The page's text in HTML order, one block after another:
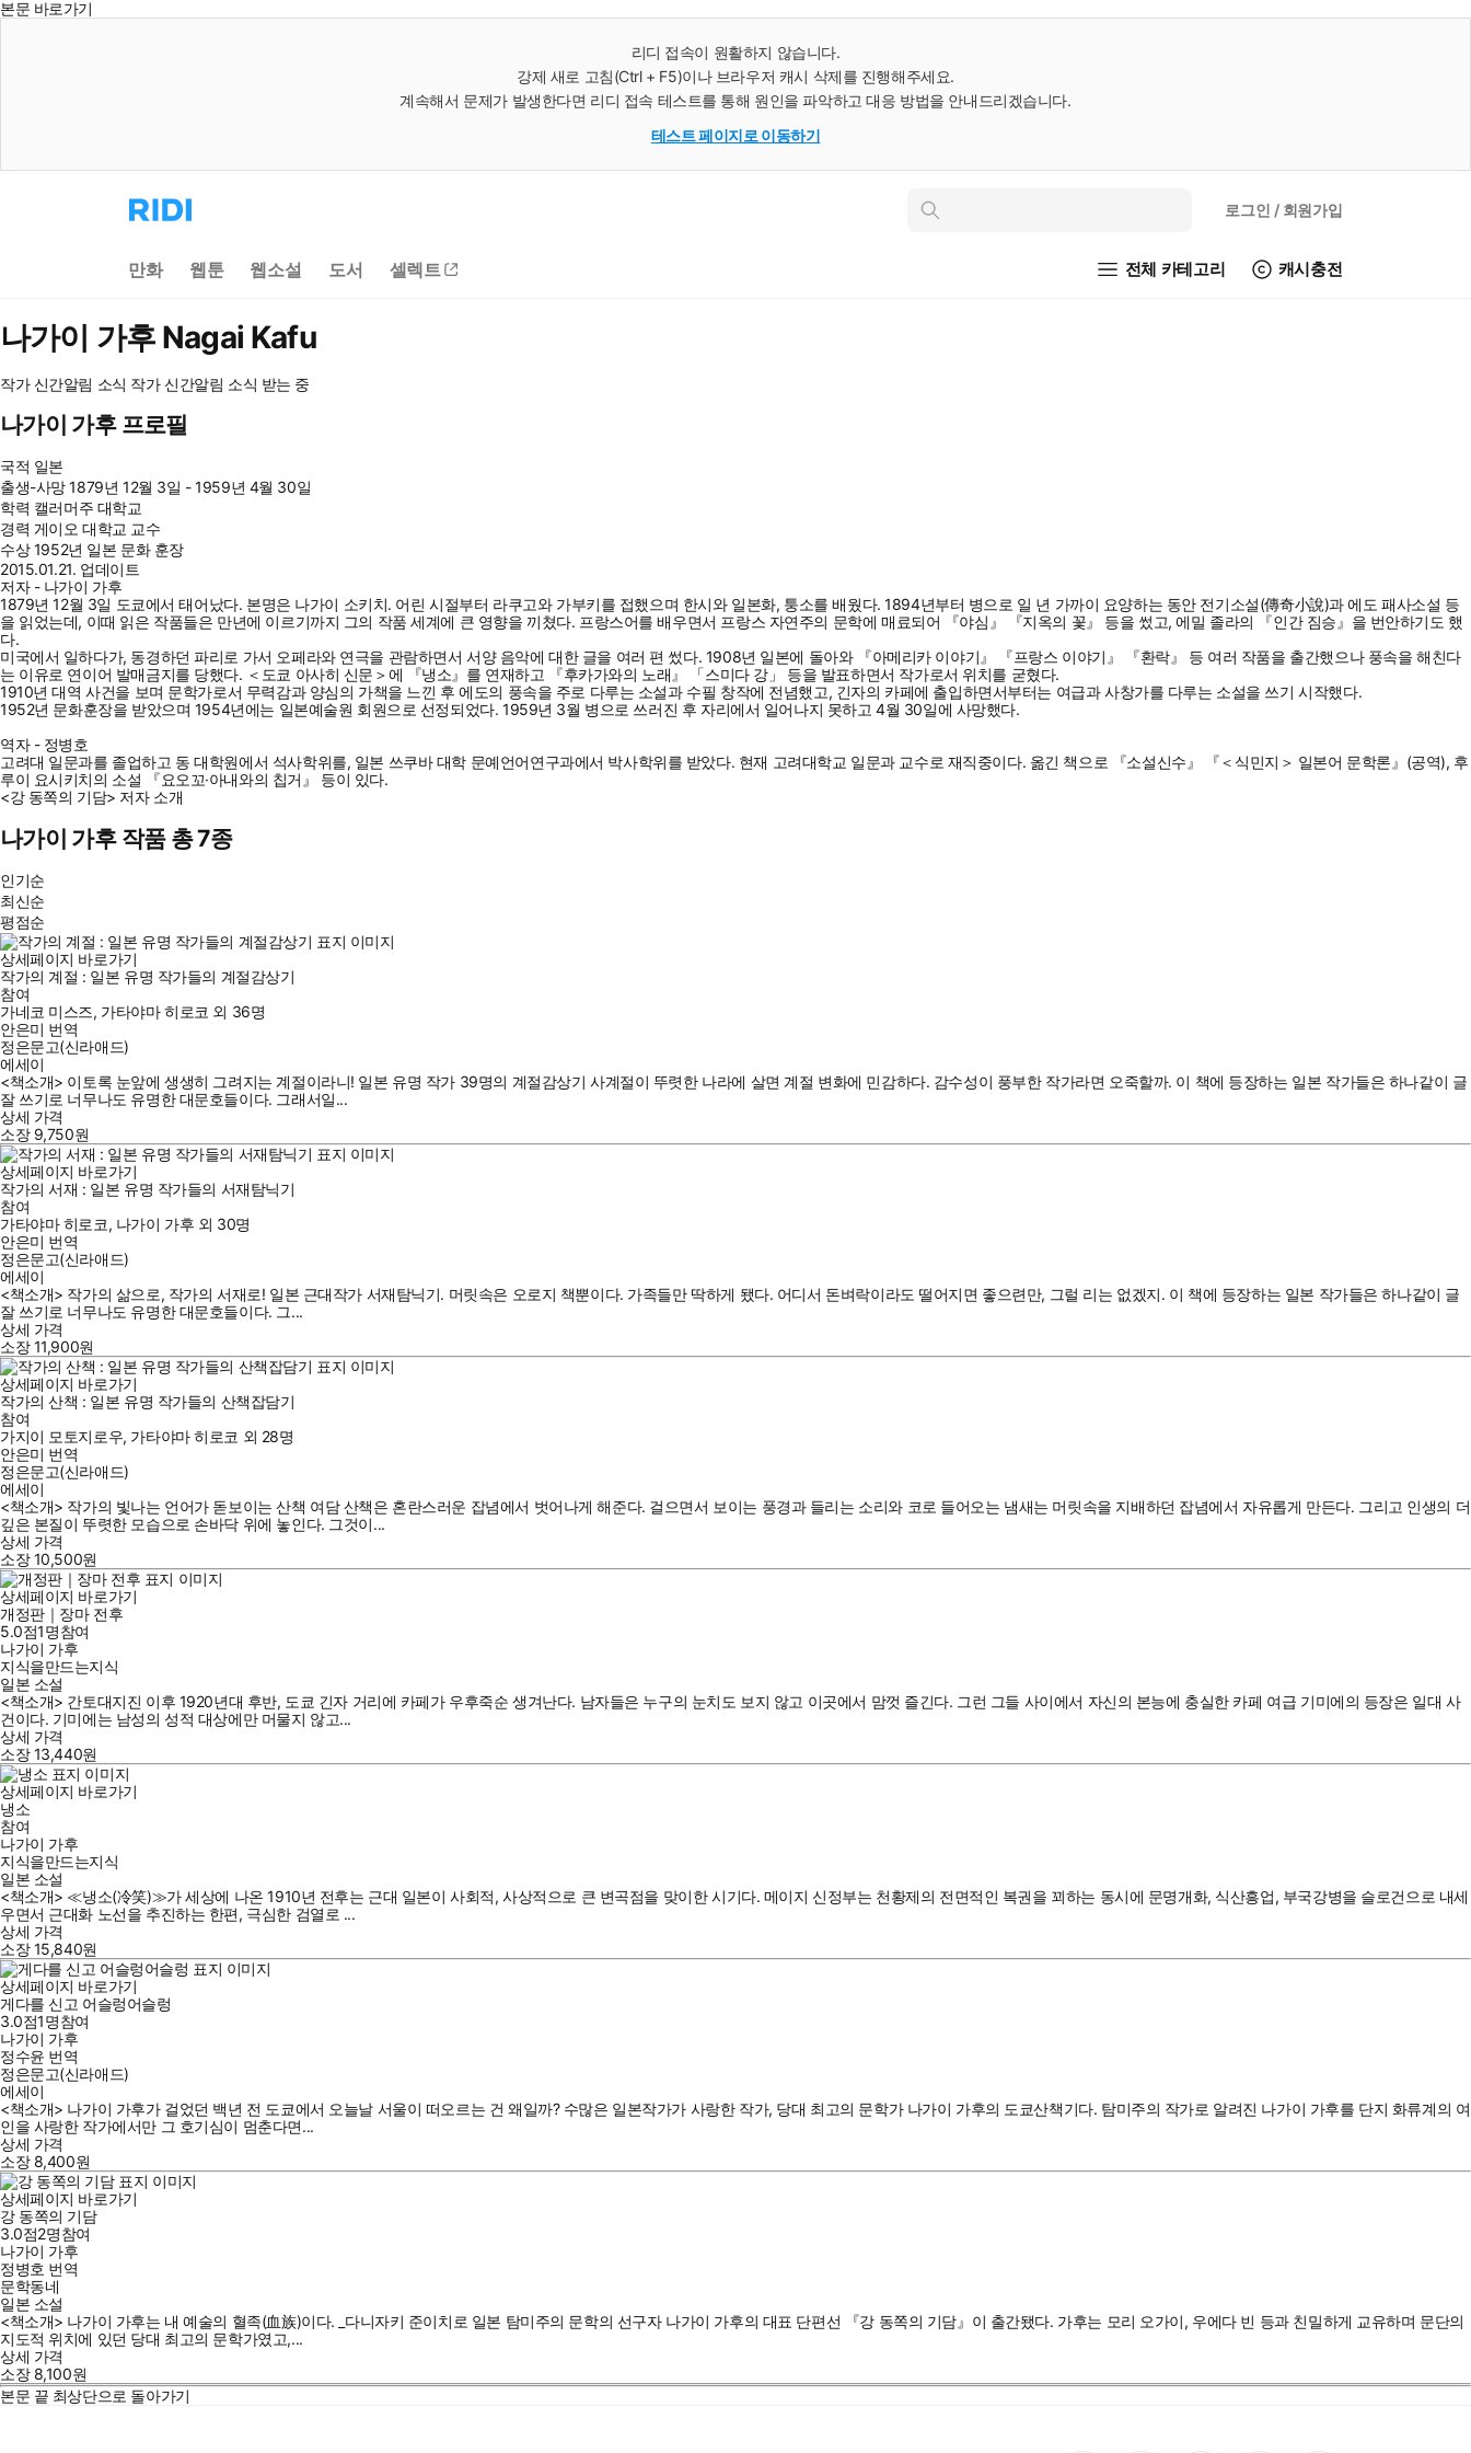
본문 바로가기
리디 접속이 원활하지 않습니다.
강제 새로 고침(Ctrl + F5)이나 브라우저 캐시 삭제를 진행해주세요.
계속해서 문제가 발생한다면 리디 접속 테스트를 통해 원인을 파악하고 대응 방법을 안내드리겠습니다.
테스트 페이지로 이동하기
리
디
으
로
인
로그인 / 회원가입
만화 웹툰 웹소설 도서 셀렉트 전체 카테고리 캐시충전
나가이 가후 Nagai Kafu
작가 신간알림 소식 작가 신간알림 소식 받는 중
나가이 가후 프로필
국적 일본
출생-사망1879년 12월 3일 - 1959년 4월 30일
학력 캘러머주 대학교
경력 게이오 대학교 교수
수상 1952년 일본 문화 훈장
2015.01.21. 업데이트
저자 - 나가이 가후
1879년 12월 3일 도쿄에서 태어났다. 본명은 나가이 소키치. 어린 시절부터 라쿠고와 가부키를 접했으며 한시와 일본화, 퉁소를 배웠다. 1894년부터 병으로 일 년 가까이 요양하는 동안 전기소설(傳奇小說)과 에도 패사소설 등
을 읽었는데, 이때 읽은 작품들은 만년에 이르기까지 그의 작품 세계에 큰 영향을 끼쳤다. 프랑스어를 배우면서 프랑스 자연주의 문학에 매료되어 『야심』 『지옥의 꽃』 등을 썼고, 에밀 졸라의 『인간 짐승』을 번안하기도 했
다.
미국에서 일하다가, 동경하던 파리로 가서 오페라와 연극을 관람하면서 서양 음악에 대한 글을 여러 편 썼다. 1908년 일본에 돌아와 『아메리카 이야기』 『프랑스 이야기』 『환락』 등 여러 작품을 출간했으나 풍속을 해친다
는 이유로 연이어 발매금지를 당했다. ＜도쿄 아사히 신문＞에 『냉소』를 연재하고 『후카가와의 노래』 「스미다 강」 등을 발표하면서 작가로서 위치를 굳혔다.
1910년 대역 사건을 보며 문학가로서 무력감과 양심의 가책을 느낀 후 에도의 풍속을 주로 다루는 소설과 수필 창작에 전념했고, 긴자의 카페에 출입하면서부터는 여급과 사창가를 다루는 소설을 쓰기 시작했다.
1952년 문화훈장을 받았으며 1954년에는 일본예술원 회원으로 선정되었다. 1959년 3월 병으로 쓰러진 후 자리에서 일어나지 못하고 4월 30일에 사망했다.
역자 - 정병호
고려대 일문과를 졸업하고 동 대학원에서 석사학위를, 일본 쓰쿠바 대학 문예언어연구과에서 박사학위를 받았다. 현재 고려대학교 일문과 교수로 재직중이다. 옮긴 책으로 『소설신수』 『＜식민지＞ 일본어 문학론』(공역), 후
루이 요시키치의 소설 『요오꼬·아내와의 칩거』 등이 있다.
<강 동쪽의 기담> 저자 소개
나가이 가후 작품 총 7종
인기순
최신순
평점순
상세페이지 바로가기
작가의 계절 : 일본 유명 작가들의 계절감상기
참여
가네코 미스즈, 가타야마 히로코 외 36명
안은미 번역
정은문고(신라애드)
에세이
<책소개> 이토록 눈앞에 생생히 그려지는 계절이라니! 일본 유명 작가 39명의 계절감상기 사계절이 뚜렷한 나라에 살면 계절 변화에 민감하다. 감수성이 풍부한 작가라면 오죽할까. 이 책에 등장하는 일본 작가들은 하나같이 글
잘 쓰기로 너무나도 유명한 대문호들이다. 그래서일...
상세 가격
소장 9,750원
상세페이지 바로가기
작가의 서재 : 일본 유명 작가들의 서재탐닉기
참여
가타야마 히로코, 나가이 가후 외 30명
안은미 번역
정은문고(신라애드)
에세이
<책소개> 작가의 삶으로, 작가의 서재로! 일본 근대작가 서재탐닉기. 머릿속은 오로지 책뿐이다. 가족들만 딱하게 됐다. 어디서 돈벼락이라도 떨어지면 좋으련만, 그럴 리는 없겠지. 이 책에 등장하는 일본 작가들은 하나같이 글
잘 쓰기로 너무나도 유명한 대문호들이다. 그...
상세 가격
소장11,900원
상세페이지 바로가기
작가의 산책 : 일본 유명 작가들의 산책잡담기
참여
가지이 모토지로우, 가타야마 히로코 외 28명
안은미 번역
정은문고(신라애드)
에세이
<책소개> 작가의 빛나는 언어가 돋보이는 산책 여담 산책은 혼란스러운 잡념에서 벗어나게 해준다. 걸으면서 보이는 풍경과 들리는 소리와 코로 들어오는 냄새는 머릿속을 지배하던 잡념에서 자유롭게 만든다. 그리고 인생의 더
깊은 본질이 뚜렷한 모습으로 손바닥 위에 놓인다. 그것이...
상세 가격
소장10,500원
상세페이지 바로가기
개정판｜장마 전후
5.0점1명참여
나가이 가후
지식을만드는지식
일본 소설
<책소개> 간토대지진 이후 1920년대 후반, 도쿄 긴자 거리에 카페가 우후죽순 생겨난다. 남자들은 누구의 눈치도 보지 않고 이곳에서 맘껏 즐긴다. 그런 그들 사이에서 자신의 본능에 충실한 카페 여급 기미에의 등장은 일대 사
건이다. 기미에는 남성의 성적 대상에만 머물지 않고...
상세 가격
소장13,440원
상세페이지 바로가기
냉소
참여
나가이 가후
지식을만드는지식
일본 소설
<책소개> ≪냉소(冷笑)≫가 세상에 나온 1910년 전후는 근대 일본이 사회적, 사상적으로 큰 변곡점을 맞이한 시기다. 메이지 신정부는 천황제의 전면적인 복권을 꾀하는 동시에 문명개화, 식산흥업, 부국강병을 슬로건으로 내세
우면서 근대화 노선을 추진하는 한편, 극심한 검열로 ...
상세 가격
소장15,840원
상세페이지 바로가기
게다를 신고 어슬렁어슬렁
3.0점1명참여
나가이 가후
정수윤 번역
정은문고(신라애드)
에세이
<책소개> 나가이 가후가 걸었던 백년 전 도쿄에서 오늘날 서울이 떠오르는 건 왜일까? 수많은 일본작가가 사랑한 작가, 당대 최고의 문학가 나가이 가후의 도쿄산책기다. 탐미주의 작가로 알려진 나가이 가후를 단지 화류계의 여
인을 사랑한 작가에서만 그 호기심이 멈춘다면...
상세 가격
소장 8,400원
상세페이지 바로가기
강 동쪽의 기담
3.0점2명참여
나가이 가후
정병호 번역
문학동네
일본 소설
<책소개> 나가이 가후는 내 예술의 혈족(血族)이다. _다니자키 준이치로 일본 탐미주의 문학의 선구자 나가이 가후의 대표 단편선 『강 동쪽의 기담』이 출간됐다. 가후는 모리 오가이, 우에다 빈 등과 친밀하게 교유하며 문단의
지도적 위치에 있던 당대 최고의 문학가였고,...
상세 가격
소장 8,100원
본문 끝 최상단으로 돌아가기